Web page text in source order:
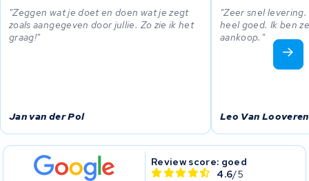
Zeggen wat je doet en doen wat je zegt
zoals aangegeven door jullie. Zo zie ik het
graag!
Jan van der Pol
Zeer snel
heel goed. Ik ben
aankoop.
Leo Van Looveren
Review score: goed
4.6/5